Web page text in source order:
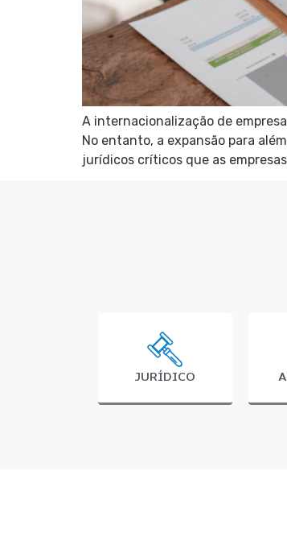
A internacionalização de
No entanto, a expansão para
jurídicos críticos que as
JURÍDICO